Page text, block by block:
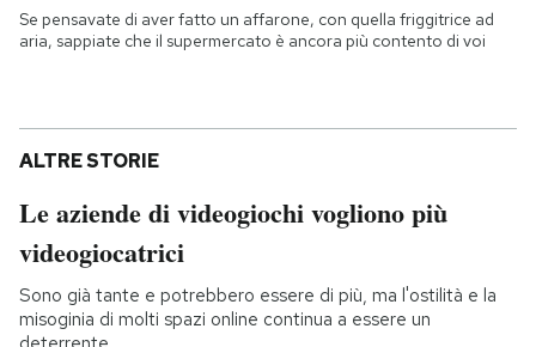
Se pensavate di aver fatto un affarone, con quella friggitrice ad
aria, sappiate che il supermercato è ancora più contento di voi
ALTRE STORIE
Le aziende di videogiochi vogliono più
videogiocatrici
Sono già tante e potrebbero essere di più, ma l'ostilità e la
misoginia di molti spazi online continua a essere un